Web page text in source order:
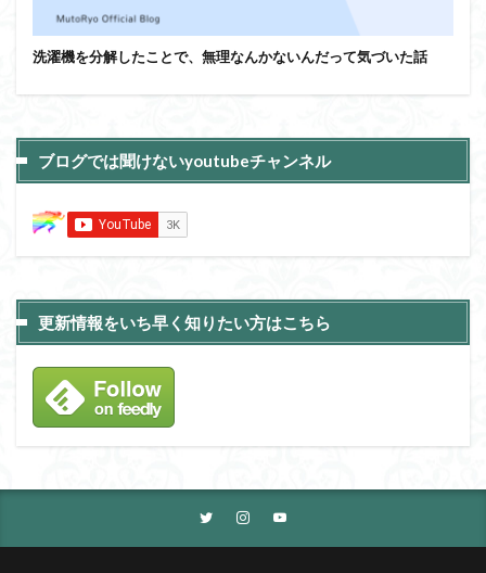
洗濯機を分解したことで、無理なんかないんだって気づいた話
ブログでは聞けないyoutubeチャンネル
更新情報をいち早く知りたい方はこちら